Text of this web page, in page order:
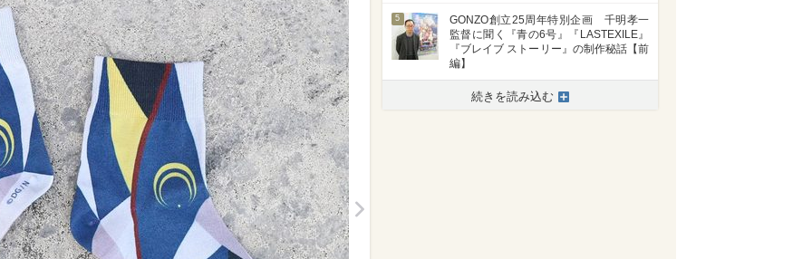
5
GONZO創立25周年特別企画 千明孝一
監督に聞く『青の6号』『LASTEXILE』
『ブレイブ ストーリー』の制作秘話【前
編】
続きを読み込む